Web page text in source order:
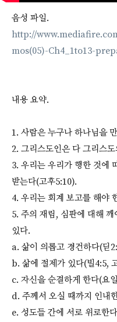
음성 파일.
http://
mos(05)-Ch4_1to13-
내용 요약.
1. 사람은 누구나 하나님을
2. 그리스도인은 다 그리스
3. 우리는 우리가 행한 것에
받는다(고후5:10).
4. 우리는 회계 보고를 해야
5. 주의 재림, 심판에 대해
있다.
a. 삶이 의롭고 경건하다(딛
b. 삶에 절제가 있다(빌4:5,
c. 자신을 순결하게 한다(요
d. 주께서 오실 때까지 인내
e. 성도들 간에 서로 위로한